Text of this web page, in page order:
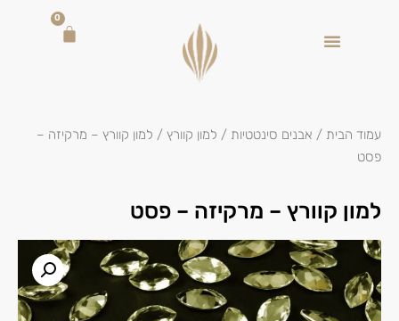
0
עמוד הבית / אבנים סינטטיות / למון קוורץ / למון קוורץ – מרקיזה –
פסט
למון קוורץ – מרקיזה – פסט